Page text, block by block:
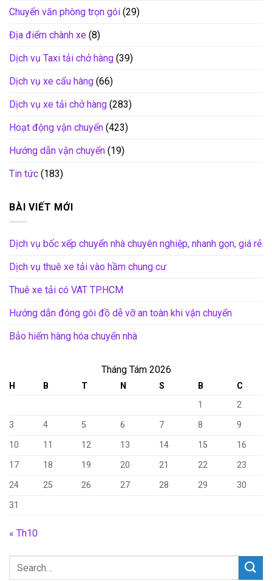
Chuyển văn phòng trọn gói (29)
Địa điểm chành xe (8)
Dịch vụ Taxi tải chở hàng (39)
Dịch vụ xe cẩu hàng (66)
Dịch vụ xe tải chở hàng (283)
Hoạt động vận chuyển (423)
Hướng dẫn vận chuyển (19)
Tin tức (183)
BÀI VIẾT MỚI
Dịch vụ bốc xếp chuyển nhà chuyên nghiệp, nhanh gọn, giá rẻ
Dịch vụ thuê xe tải vào hầm chung cư
Thuê xe tải có VAT TP.HCM
Hướng dẫn đóng gói đồ dễ vỡ an toàn khi vận chuyển
Bảo hiểm hàng hóa chuyển nhà
Tháng Tám 2026
H B T N S B
C
1
2
3
4 5 6 7 8
9
10
11 12 13 14 15
16
17
18 19 20 21 22
23
24
25 26 27 28 29
30
31
« Th10